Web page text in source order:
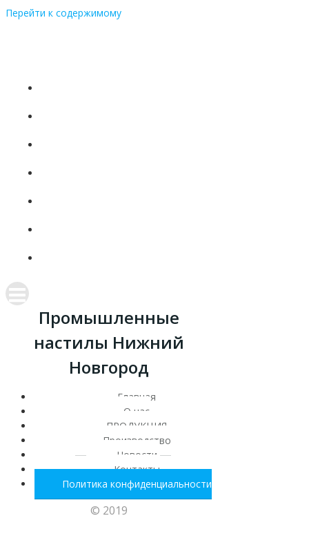
Перейти к содержимому
Промышленные
настилы Нижний
Новгород
Главная
О нас
ПРОДУКЦИЯ
Производство
Новости
Контакты
Политика конфиденциальности
© 2019